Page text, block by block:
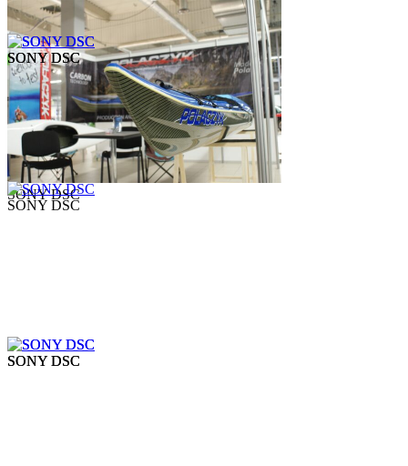
SONY DSC
SONY DSC
SONY DSC
SONY DSC
SONY DSC
SONY DSC